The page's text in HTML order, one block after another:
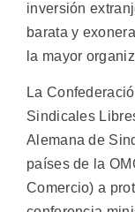
inversión
barata y
la mayor
La
Sindicales
Alemana de
países de la
Comercio) a